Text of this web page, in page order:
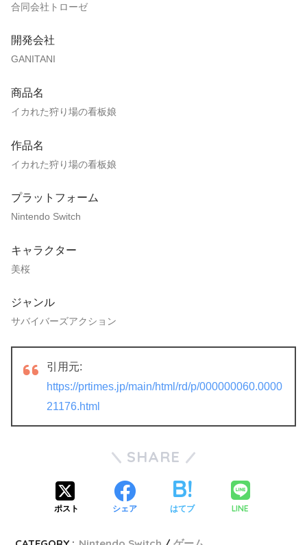
合同会社トローゼ
開発会社
GANITANI
商品名
イカれた狩り場の看板娘
作品名
イカれた狩り場の看板娘
プラットフォーム
Nintendo Switch
キャラクター
美桜
ジャンル
サバイバーズアクション
引用元:
https://prtimes.jp/main/html/rd/p/000000060.0000
21176.html
SHARE
ポスト シェア はてブ LINE